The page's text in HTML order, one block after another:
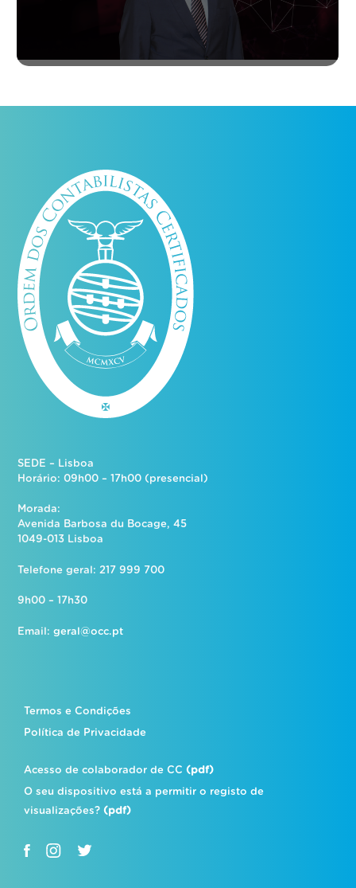
SEDE – Lisboa
Horário: 09h00 – 17h00 (presencial)
Morada:
Avenida Barbosa du Bocage, 45
1049-013 Lisboa
Telefone geral: 217 999 700
9h00 – 17h30
Email:geral@occ.pt
Termos e Condições
Política de Privacidade
Acesso de colaborador de CC(pdf)
O seu dispositivo está a permitir o registo de
visualizações?(pdf)